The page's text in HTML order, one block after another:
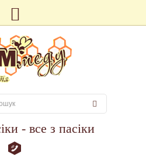
- все з пасіки